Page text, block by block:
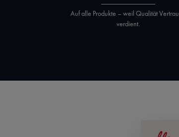
Auf alle Produkte – weil Qualität
verdient.